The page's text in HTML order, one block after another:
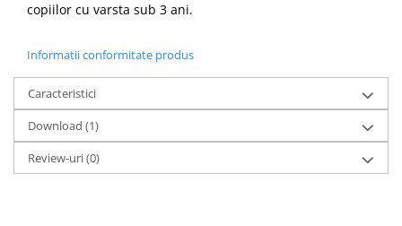
copiilor cu varsta sub 3 ani.
Informatii conformitate produs
Caracteristici
Download (1)
Review-uri(0)